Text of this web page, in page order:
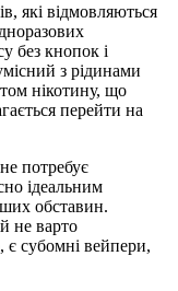
які відмовляються
без кнопок і
з рідинами
нікотину, що
перейти на
потребує
ідеальним
обставин.
не варто
є субомні вейпери,